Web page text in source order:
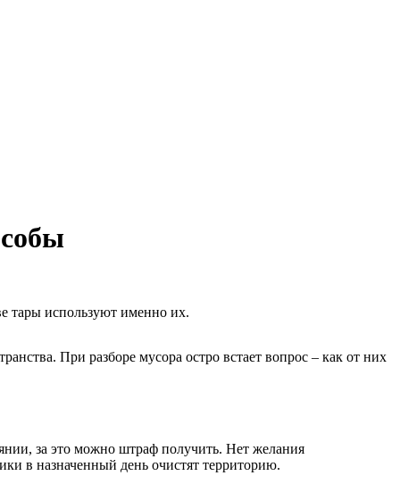
тары используют именно их.
При разборе мусора остро встает вопрос – как от них
за это можно штраф получить. Нет желания
в назначенный день очистят территорию.